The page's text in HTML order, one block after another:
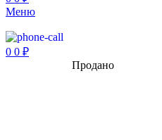
Меню
0 0 ₽
Продано